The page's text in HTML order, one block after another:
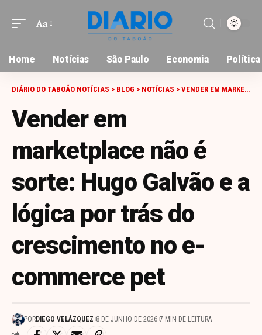
Font
Aa
Home Notícias São Paulo Economia Política
DIÁRIO DO TABOÃO NOTÍCIAS > BLOG > NOTÍCIAS > VENDER EM MARKETPLACE NÃO É SORTE: HUGO GALVÃO E A LÓGICA POR TRÁS DO CRESCIMENTO NO E-COMMERCE PET
Vender em
marketplace não é
sorte: Hugo Galvão e a
lógica por trás do
crescimento no e-
commerce pet
PORDIEGO VELÁZQUEZ 8 DE JUNHO DE 2026 7 MIN DE LEITURA